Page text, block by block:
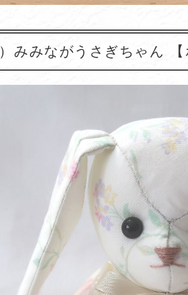
みみながうさぎちゃん 【